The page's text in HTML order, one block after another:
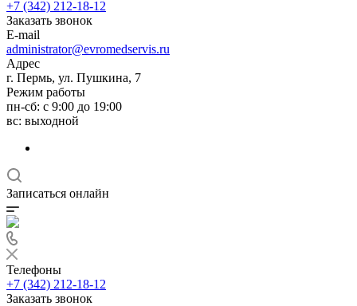
+7 (342) 212-18-12
Заказать звонок
E-mail
administrator@evromedservis.ru
Адрес
г. Пермь, ул. Пушкина, 7
Режим работы
пн-сб: с 9:00 до 19:00
вс: выходной
Записаться онлайн
Телефоны
+7 (342) 212-18-12
Заказать звонок